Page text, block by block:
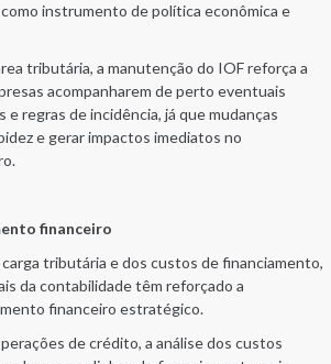
instrumento de política econômica e
tributária, a manutenção do IOF reforça a
acompanharem de perto eventuais
regras de incidência, já que mudanças
e gerar impactos imediatos no
financeiro
tributária e dos custos de financiamento,
da contabilidade têm reforçado a
financeiro estratégico.
de crédito, a análise dos custos